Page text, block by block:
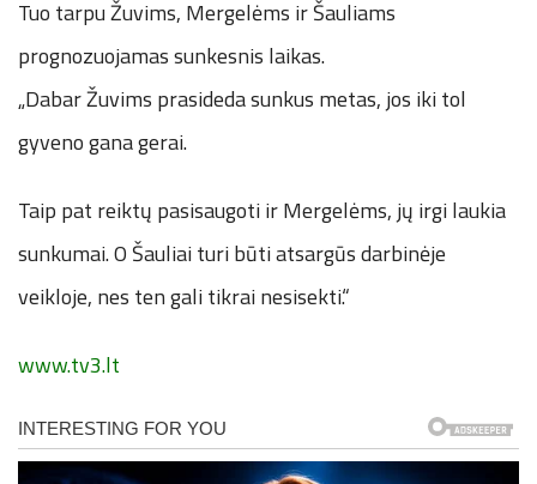
Tuo tarpu Žuvims, Mergelėms ir Šauliams
prognozuojamas sunkesnis laikas.
„Dabar Žuvims prasideda sunkus metas, jos iki tol
gyveno gana gerai.
Taip pat reiktų pasisaugoti ir Mergelėms, jų irgi laukia
sunkumai. O Šauliai turi būti atsargūs darbinėje
veikloje, nes ten gali tikrai nesisekti.“
www.tv3.lt